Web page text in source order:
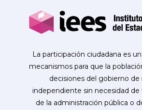
La participación ciudadana es
mecanismos para que la
decisiones del gobierno de
independiente sin necesidad
de la administración pública o